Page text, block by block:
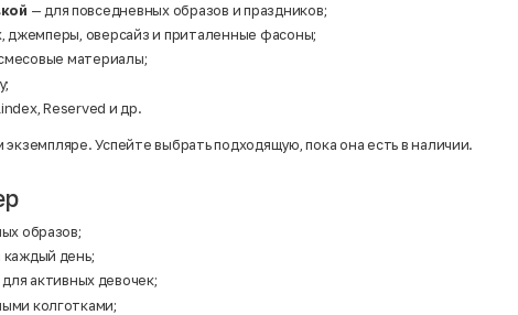
— для повседневных образов и праздников;
джемперы, оверсайз и приталенные фасоны;
материалы;
Reserved и др.
Успейте выбрать подходящую, пока она есть в наличии.
образов;
каждый день;
активных девочек;
колготками;